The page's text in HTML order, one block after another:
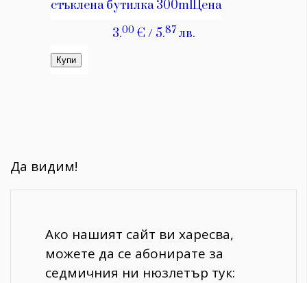
Да видим!
Ако нашият сайт ви харесва,
можете да се абонирате за
седмичния ни нюзлетър тук: